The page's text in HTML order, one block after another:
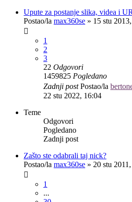
Upute za postanje slika, videa i
Postao/la max360se » 15 stu
1
2
3
22 Odgovori
1459825 Pogledano
Zadnji postPostao/la
22 stu 2022, 16:04
Teme
Odgovori
Pogledano
Zadnji post
Zašto ste odabrali taj nick?
Postao/la max360se » 20 stu
1
...